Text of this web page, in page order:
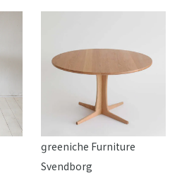
reeniche Furniture
Svendborg